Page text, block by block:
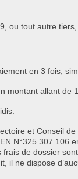
ou tout autre
en 3 fois,
allant de
et Conseil
N°325 307 106
de dossier
ne dispose